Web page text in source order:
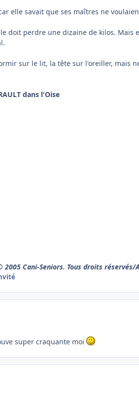
elle savait que ses maîtres ne
doit perdre une dizaine de kilos. Mais
sur le lit, la tête sur l'oreiller, mais
dans l'Oise
2005 Cani-Seniors. Tous droits
super craquante moi